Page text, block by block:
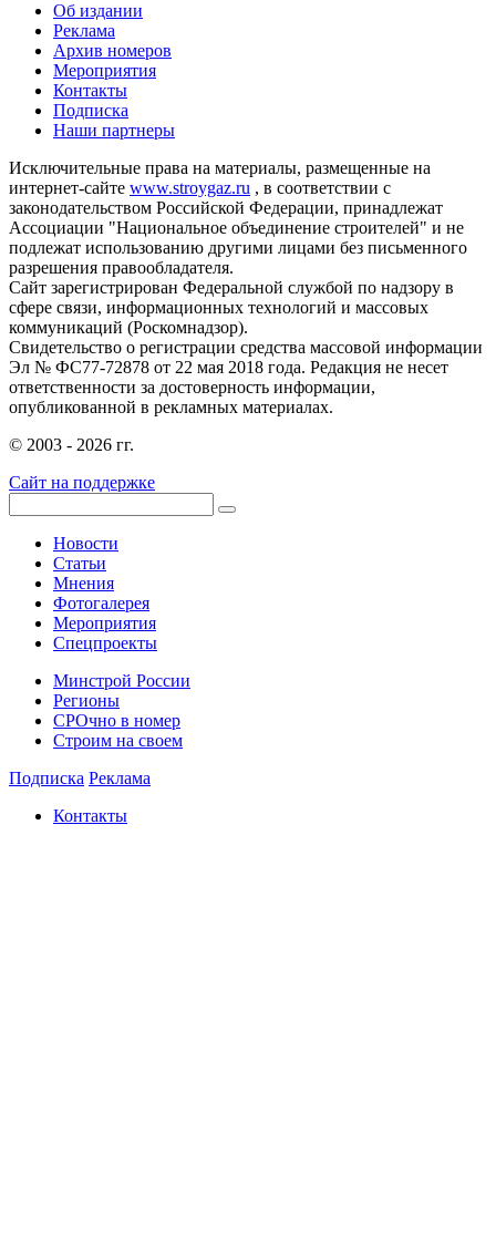
Об издании
Реклама
Архив номеров
Мероприятия
Контакты
Подписка
Наши партнеры
Исключительные права на материалы, размещенные на
интернет-сайте www.stroygaz.ru , в соответствии с
законодательством Российской Федерации, принадлежат
Ассоциации "Национальное объединение строителей" и не
подлежат использованию другими лицами без письменного
разрешения правообладателя.
Сайт зарегистрирован Федеральной службой по надзору в
сфере связи, информационных технологий и массовых
коммуникаций (Роскомнадзор).
Свидетельство о регистрации средства массовой информации
Эл № ФС77-72878 от 22 мая 2018 года. Редакция не несет
ответственности за достоверность информации,
опубликованной в рекламных материалах.
© 2003 - 2026 гг.
Сайт на поддержке
Новости
Статьи
Мнения
Фотогалерея
Мероприятия
Спецпроекты
Минстрой России
Регионы
СРОчно в номер
Строим на своем
Подписка Реклама
Контакты